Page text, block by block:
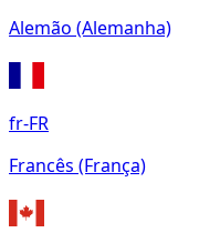
Alemão (Alemanha)
fr-FR
Francês (França)